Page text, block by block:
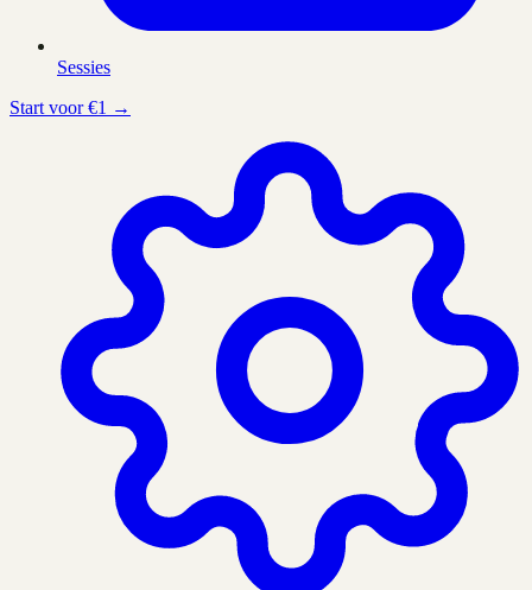
Sessies
Start voor €1 →